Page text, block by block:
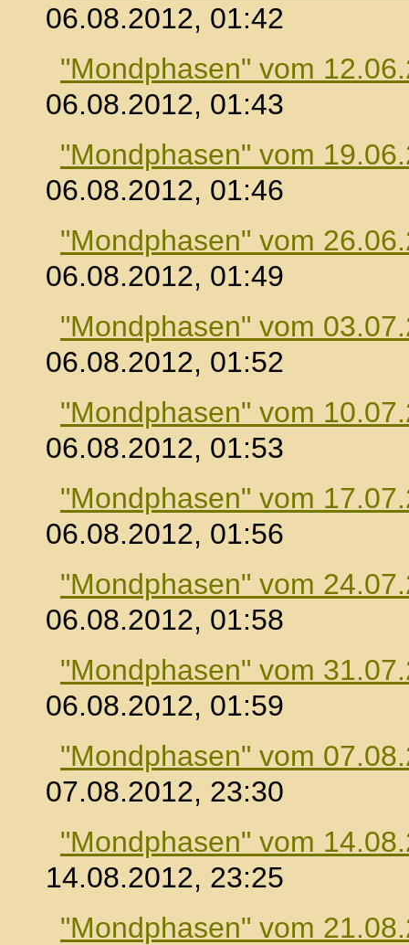
06.08.2012, 01:42
"Mondphasen" vom
06.08.2012, 01:43
"Mondphasen" vom
06.08.2012, 01:46
"Mondphasen" vom
06.08.2012, 01:49
"Mondphasen" vom
06.08.2012, 01:52
"Mondphasen" vom
06.08.2012, 01:53
"Mondphasen" vom
06.08.2012, 01:56
"Mondphasen" vom
06.08.2012, 01:58
"Mondphasen" vom
06.08.2012, 01:59
"Mondphasen" vom
07.08.2012, 23:30
"Mondphasen" vom
14.08.2012, 23:25
"Mondphasen" vom